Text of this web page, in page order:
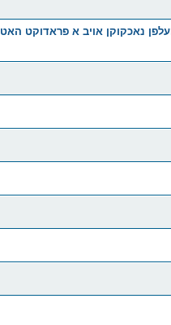
נאכקוקן אויב א פראדוקט האט